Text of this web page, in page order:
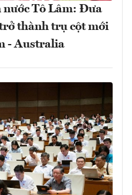
nước Tô Lâm: Đưa
thành trụ cột mới
- Australia